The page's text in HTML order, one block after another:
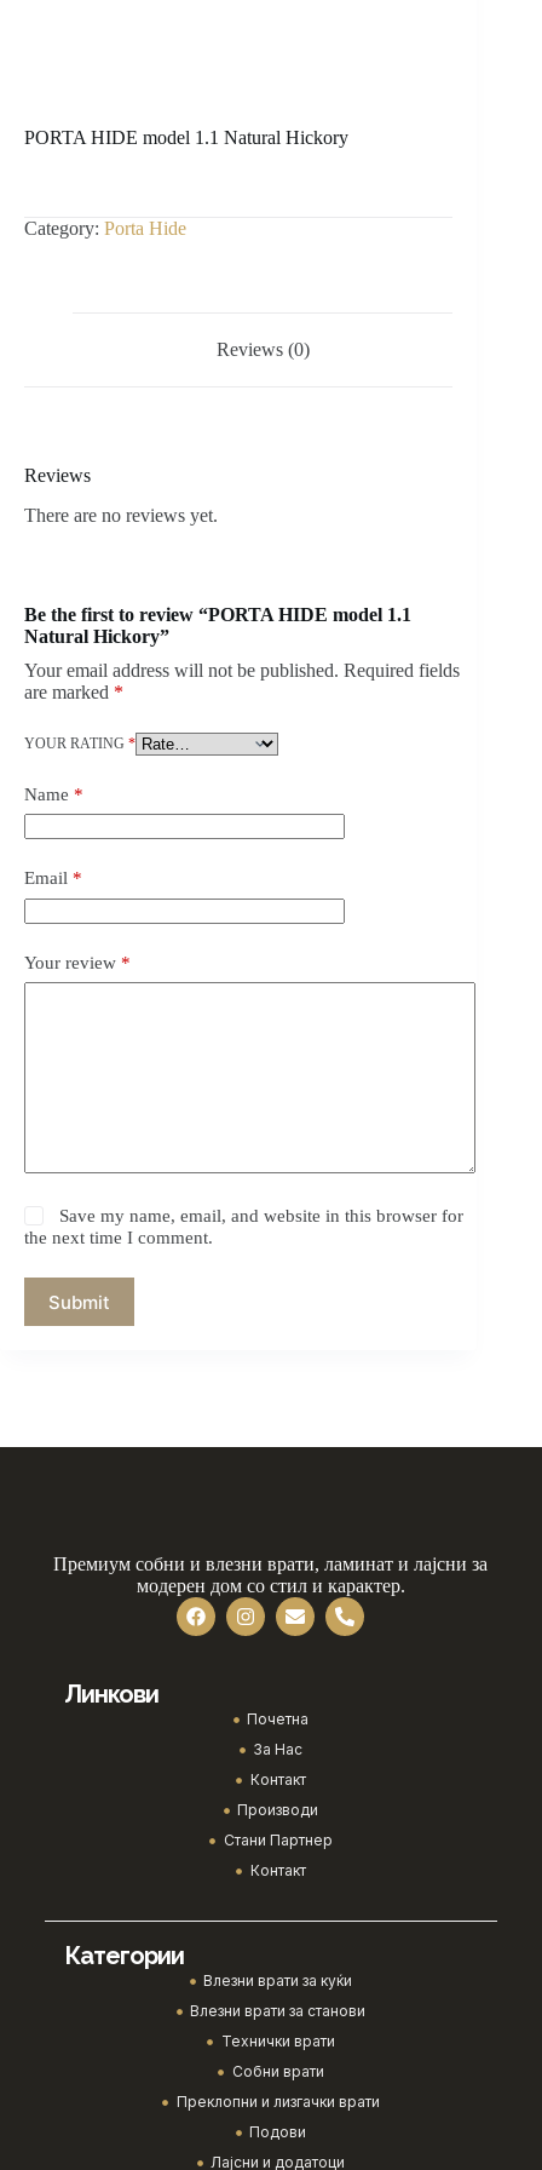
PORTA HIDE model 1.1 Natural Hickory
Category: Porta Hide
Reviews (0)
Reviews
There are no reviews yet.
Be the first to review “PORTA HIDE model 1.1
Natural Hickory”
Your email address will not be published. Required fields
are marked *
YOUR RATING *
Name *
Email *
Your review *
Save my name, email, and website in this browser for
the next time I comment.
Submit
Премиум собни и влезни врати, ламинат и лајсни за
модерен дом со стил и карактер.
Линкови
Почетна
За Нас
Контакт
Производи
Стани Партнер
Контакт
Категории
Влезни врати за куќи
Влезни врати за станови
Технички врати
Собни врати
Преклопни и лизгачки врати
Подови
Лајсни и додатоци